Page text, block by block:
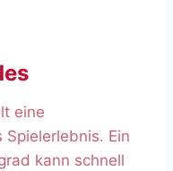
eine
Ein
kann schnell